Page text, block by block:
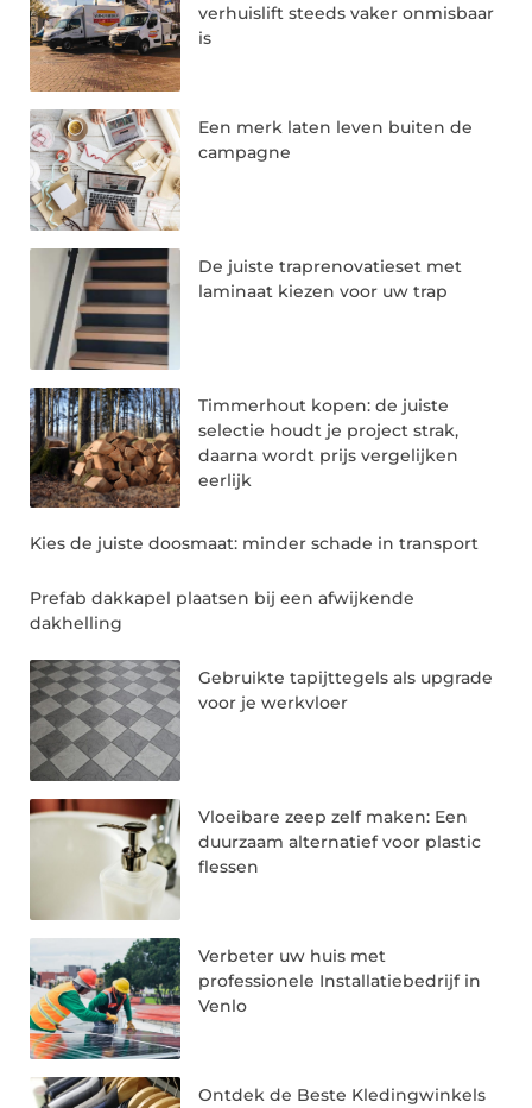
verhuislift steeds vaker onmisbaar
is
Een merk laten leven buiten de
campagne
De juiste traprenovatieset met
laminaat kiezen voor uw trap
Timmerhout kopen: de juiste
selectie houdt je project strak,
daarna wordt prijs vergelijken
eerlijk
Kies de juiste doosmaat: minder schade in transport
Prefab dakkapel plaatsen bij een afwijkende
dakhelling
Gebruikte tapijttegels als upgrade
voor je werkvloer
Vloeibare zeep zelf maken: Een
duurzaam alternatief voor plastic
flessen
Verbeter uw huis met
professionele Installatiebedrijf in
Venlo
Ontdek de Beste Kledingwinkels